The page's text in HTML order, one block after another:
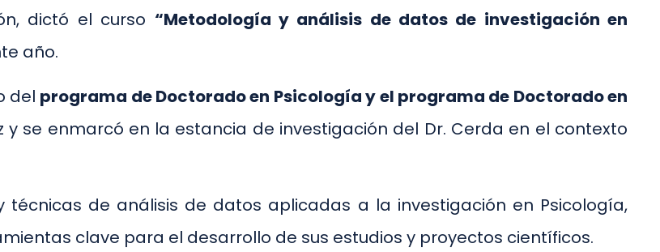
dictó el curso “Metodología y análisis de datos de investigación en
año.
del programa de Doctorado en Psicología y el programa de Doctorado en
y se enmarcó en la estancia de investigación del Dr. Cerda en el contexto
de análisis de datos aplicadas a la investigación en Psicología,
clave para el desarrollo de sus estudios y proyectos científicos.